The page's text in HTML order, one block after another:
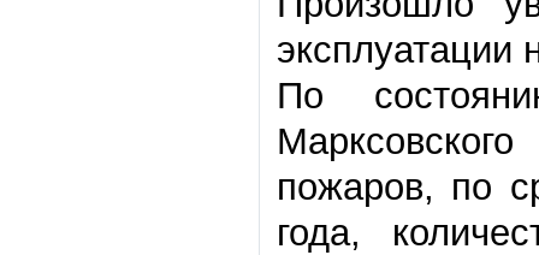
эксплуатации
По
пожаров, по
года,